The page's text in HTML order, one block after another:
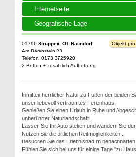
Internetseite
Geografische Lage
01796 Struppen, OT Naundorf
Am Bärenstein 23
Telefon: 0173 3725920
2 Betten + zusätzlich Aufbettung
Objekt pro
Inmitten herrlicher Natur zu Füßen der beiden
unser liebevoll verträumtes Ferienhaus.
Genießen Sie einen Urlaub in Ruhe und
unberührter Naturlandschaft...
Lassen Sie Ihr Auto stehen und wandern Sie
Nutzen Sie die örtlichen Reitmöglichkeiten...
Besuchen Sie das Erlebnisbad im benachbarten
Fühlen Sie sich bei uns für einige Tage "zu